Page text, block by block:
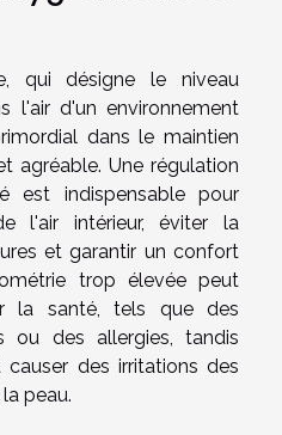
qui désigne le niveau
l'air d'un environnement
dans le maintien
agréable. Une régulation
est indispensable pour
l'air intérieur, éviter la
et garantir un confort
trop élevée peut
la santé, tels que des
ou des allergies, tandis
des irritations des
peau.